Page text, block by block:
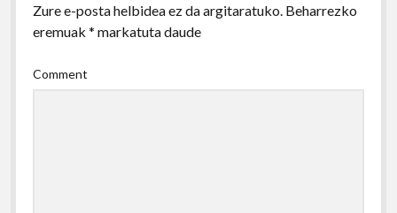
Zure e-posta helbidea ez da argitaratuko. Beharrezko
eremuak * markatuta daude
Comment